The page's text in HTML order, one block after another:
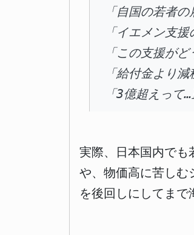
「自国の若者
「イエメン支
「この支援が
「給付金より
「3億超えって
実際、日本国内でも
や、物価高に苦しむ
を後回しにしてまで